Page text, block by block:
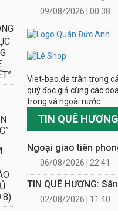
09/08/2026 | 00:38
Viet-bao.de trân trọng
quý đọc giả cùng các
trong và ngoài nước.
TIN QUÊ HƯƠNG
Ngoại giao tiên
06/08/2026 | 22:41
TIN QUÊ HƯƠNG:
02/08/2026 | 11:40